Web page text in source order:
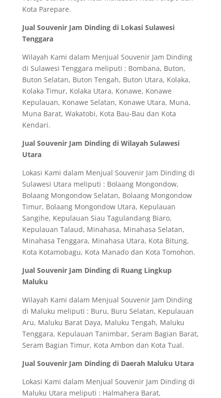
Kota Parepare.
Jual Souvenir Jam Dinding di Lokasi Sulawesi
Tenggara
Wilayah Kami dalam Menjual Souvenir Jam Dinding
di Sulawesi Tenggara meliputi : Bombana, Buton,
Buton Selatan, Buton Tengah, Buton Utara, Kolaka,
Kolaka Timur, Kolaka Utara, Konawe, Konawe
Kepulauan, Konawe Selatan, Konawe Utara, Muna,
Muna Barat, Wakatobi, Kota Bau-Bau dan Kota
Kendari.
Jual Souvenir Jam Dinding di Wilayah Sulawesi
Utara
Lokasi Kami dalam Menjual Souvenir Jam Dinding di
Sulawesi Utara meliputi : Bolaang Mongondow,
Bolaang Mongondow Selatan, Bolaang Mongondow
Timur, Bolaang Mongondow Utara, Kepulauan
Sangihe, Kepulauan Siau Tagulandang Biaro,
Kepulauan Talaud, Minahasa, Minahasa Selatan,
Minahasa Tenggara, Minahasa Utara, Kota Bitung,
Kota Kotamobagu, Kota Manado dan Kota Tomohon.
Jual Souvenir Jam Dinding di Ruang Lingkup
Maluku
Wilayah Kami dalam Menjual Souvenir Jam Dinding
di Maluku meliputi : Buru, Buru Selatan, Kepulauan
Aru, Maluku Barat Daya, Maluku Tengah, Maluku
Tenggara, Kepulauan Tanimbar, Seram Bagian Barat,
Seram Bagian Timur, Kota Ambon dan Kota Tual.
Jual Souvenir Jam Dinding di Daerah Maluku Utara
Lokasi Kami dalam Menjual Souvenir Jam Dinding di
Maluku Utara meliputi : Halmahera Barat,